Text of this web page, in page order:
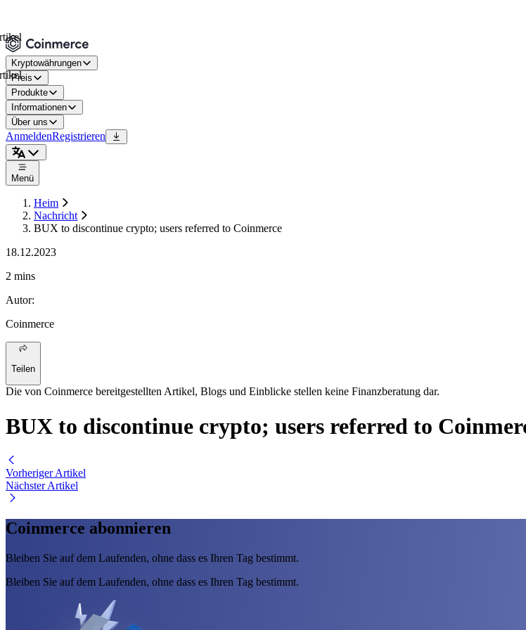
Kryptowährungen
Preis
Produkte
Informationen
Über uns
AnmeldenRegistrieren
Menü
Heim
Nachricht
BUX to discontinue crypto; users referred to Coinmerce
18.12.2023
2 mins
Autor:
Coinmerce
Teilen
Die von Coinmerce bereitgestellten Artikel, Blogs und Einblicke stellen keine Finanzberatung dar.
BUX to discontinue crypto; users referred to
Vorheriger Artikel
Nächster Artikel
Coinmerce abonnieren
Bleiben Sie auf dem Laufenden, ohne dass es Ihren Tag bestimmt.
Bleiben Sie auf dem Laufenden, ohne dass es Ihren Tag bestimmt.